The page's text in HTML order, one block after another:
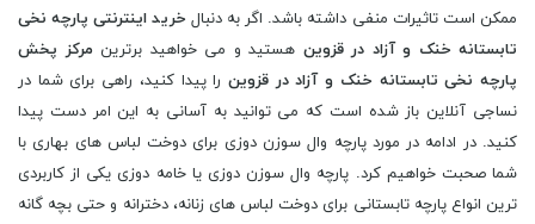
ممکن است تاثیرات منفی داشته باشد. اگر به دنبال خرید اینترنتی پارچه نخی
تابستانه خنک و آزاد در قزوین هستید و می خواهید برترین مرکز پخش
پارچه نخی تابستانه خنک و آزاد در قزوین را پیدا کنید، راهی برای شما در
نساجی آنلاین باز شده است که می توانید به آسانی به این امر دست پیدا
کنید. در ادامه در مورد پارچه وال سوزن دوزی برای دوخت لباس های بهاری با
شما صحبت خواهیم کرد. پارچه وال سوزن دوزی یا خامه دوزی یکی از کاربردی
ترین انواع پارچه تابستانی برای دوخت لباس های زنانه، دخترانه و حتی بچه گانه